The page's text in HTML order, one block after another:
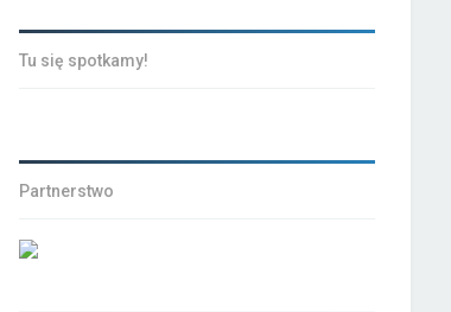
Tu się spotkamy!
Partnerstwo